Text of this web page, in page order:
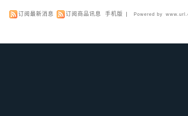
订阅最新消息 订阅商品讯息 手机版 | Powered by